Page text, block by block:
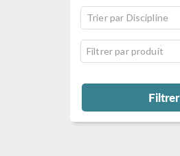
Trier par Discipline
Filtrer par produit
Filtrer